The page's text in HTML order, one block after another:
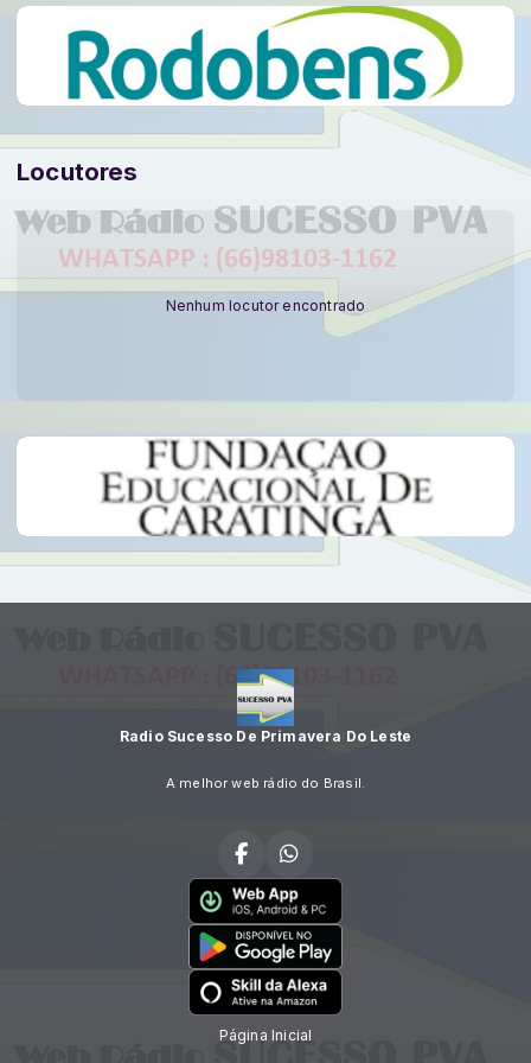
Locutores
Nenhum locutor encontrado
Radio Sucesso De Primavera Do Leste
A melhor web rádio do Brasil.
Página Inicial